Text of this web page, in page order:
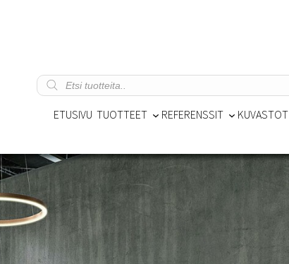
Products
search
ETUSIVU TUOTTEET REFERENSSIT KUVASTOT